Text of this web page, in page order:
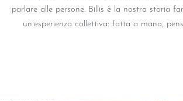
parlare alle persone. Billis è la nostra storia
un’esperienza collettiva: fatta a mano,